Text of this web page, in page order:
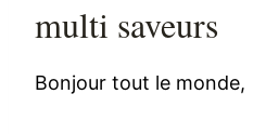
multi saveurs
Bonjour tout le monde,